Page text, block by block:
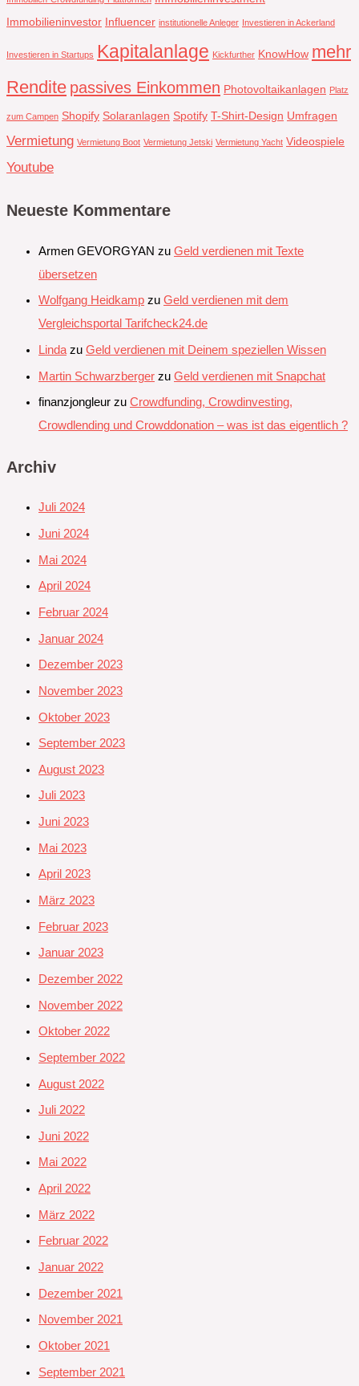
Immobilieninvestor Influencer institutionelle Anleger Investieren in Ackerland
Investieren in Startups Kapitalanlage Kickfurther KnowHow mehr
Rendite passives Einkommen Photovoltaikanlagen Platz
zum Campen Shopify Solaranlagen Spotify T-Shirt-Design Umfragen
Vermietung Vermietung Boot Vermietung Jetski Vermietung Yacht Videospiele
Youtube
Neueste Kommentare
Armen GEVORGYAN zu Geld verdienen mit Texte
übersetzen
Wolfgang Heidkamp zu Geld verdienen mit dem
Vergleichsportal Tarifcheck24.de
Linda zu Geld verdienen mit Deinem speziellen Wissen
Martin Schwarzberger zu Geld verdienen mit Snapchat‭
finanzjongleur zu Crowdfunding, Crowdinvesting,
Crowdlending und Crowddonation – was ist das eigentlich ?
Archiv
Juli 2024
Juni 2024
Mai 2024
April 2024
Februar 2024
Januar 2024
Dezember 2023
November 2023
Oktober 2023
September 2023
August 2023
Juli 2023
Juni 2023
Mai 2023
April 2023
März 2023
Februar 2023
Januar 2023
Dezember 2022
November 2022
Oktober 2022
September 2022
August 2022
Juli 2022
Juni 2022
Mai 2022
April 2022
März 2022
Februar 2022
Januar 2022
Dezember 2021
November 2021
Oktober 2021
September 2021